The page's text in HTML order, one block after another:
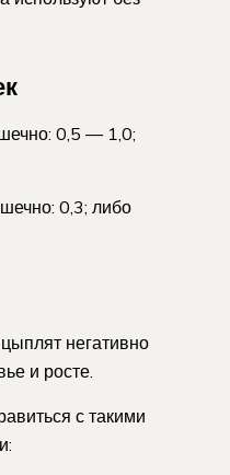
0,5 — 1,0;
0,3; либо
негативно
и росте.
с такими